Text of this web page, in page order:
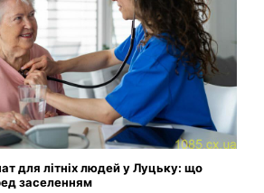
для літніх людей у Луцьку: що
заселенням